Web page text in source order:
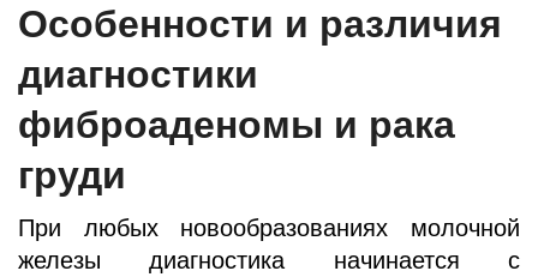
Особенности и различия
диагностики
фиброаденомы и рака
груди
При любых новообразованиях молочной
железы диагностика начинается с